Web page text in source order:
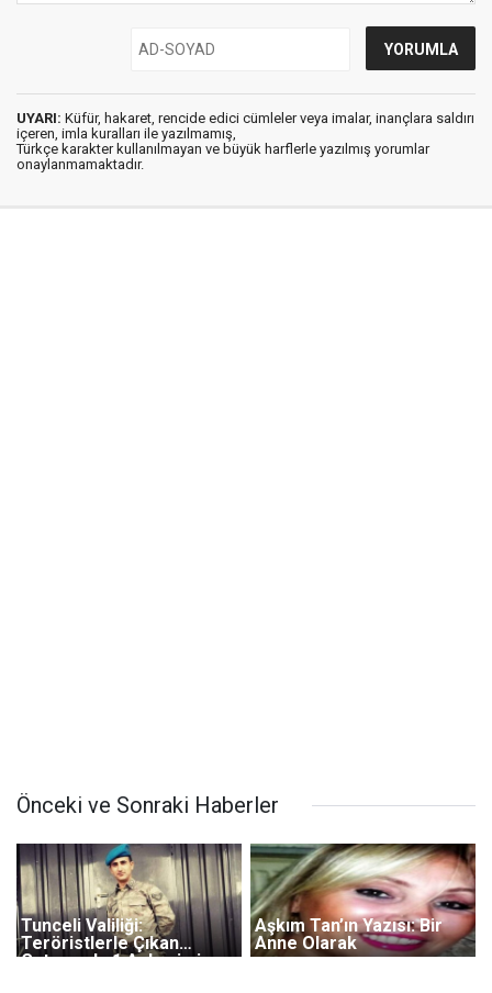
UYARI: Küfür, hakaret, rencide edici cümleler veya imalar, inançlara saldırı
içeren, imla kuralları ile yazılmamış,
Türkçe karakter kullanılmayan ve büyük harflerle yazılmış yorumlar
onaylanmamaktadır.
Önceki ve Sonraki Haberler
Tunceli Valiliği:
Teröristlerle Çıkan
Çatışmada 1 Askerimiz
Aşkım Tan’ın Yazısı: Bir
Anne Olarak